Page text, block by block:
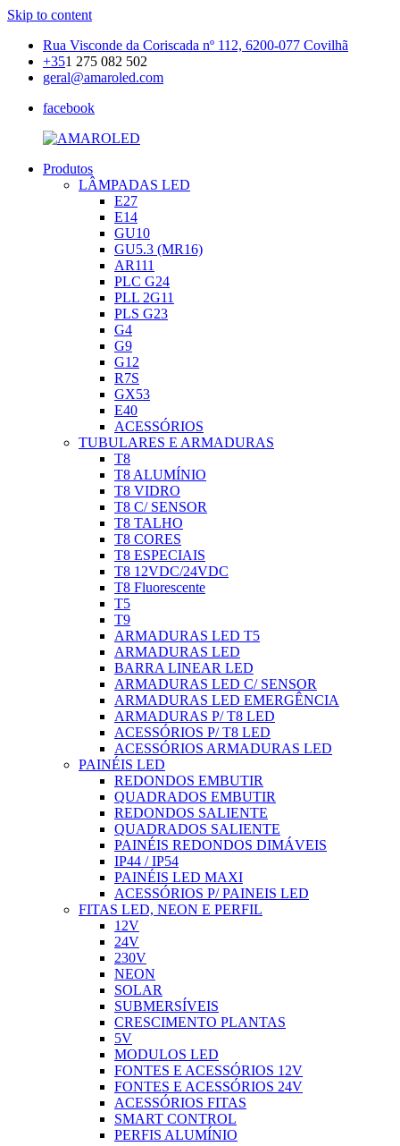
Skip to content
Rua Visconde da Coriscada nº 112, 6200-077 Covilhã
+351 275 082 502
geral@amaroled.com
facebook
AMAROLED
Iluminação
Produtos
LÂMPADAS LED
E27
E14
GU10
GU5.3 (MR16)
AR111
PLC G24
PLL 2G11
PLS G23
G4
G9
G12
R7S
GX53
E40
ACESSÓRIOS
TUBULARES E ARMADURAS
T8
T8 ALUMÍNIO
T8 VIDRO
T8 C/ SENSOR
T8 TALHO
T8 CORES
T8 ESPECIAIS
T8 12VDC/24VDC
T8 Fluorescente
T5
T9
ARMADURAS LED T5
ARMADURAS LED
BARRA LINEAR LED
ARMADURAS LED C/ SENSOR
ARMADURAS LED EMERGÊNCIA
ARMADURAS P/ T8 LED
ACESSÓRIOS P/ T8 LED
ACESSÓRIOS ARMADURAS LED
PAINÉIS LED
REDONDOS EMBUTIR
QUADRADOS EMBUTIR
REDONDOS SALIENTE
QUADRADOS SALIENTE
PAINÉIS REDONDOS DIMÁVEIS
IP44 / IP54
PAINÉIS LED MAXI
ACESSÓRIOS P/ PAINEIS LED
FITAS LED, NEON E PERFIL
12V
24V
230V
NEON
SOLAR
SUBMERSÍVEIS
CRESCIMENTO PLANTAS
5V
MODULOS LED
FONTES E ACESSÓRIOS 12V
FONTES E ACESSÓRIOS 24V
ACESSÓRIOS FITAS
SMART CONTROL
PERFIS ALUMÍNIO